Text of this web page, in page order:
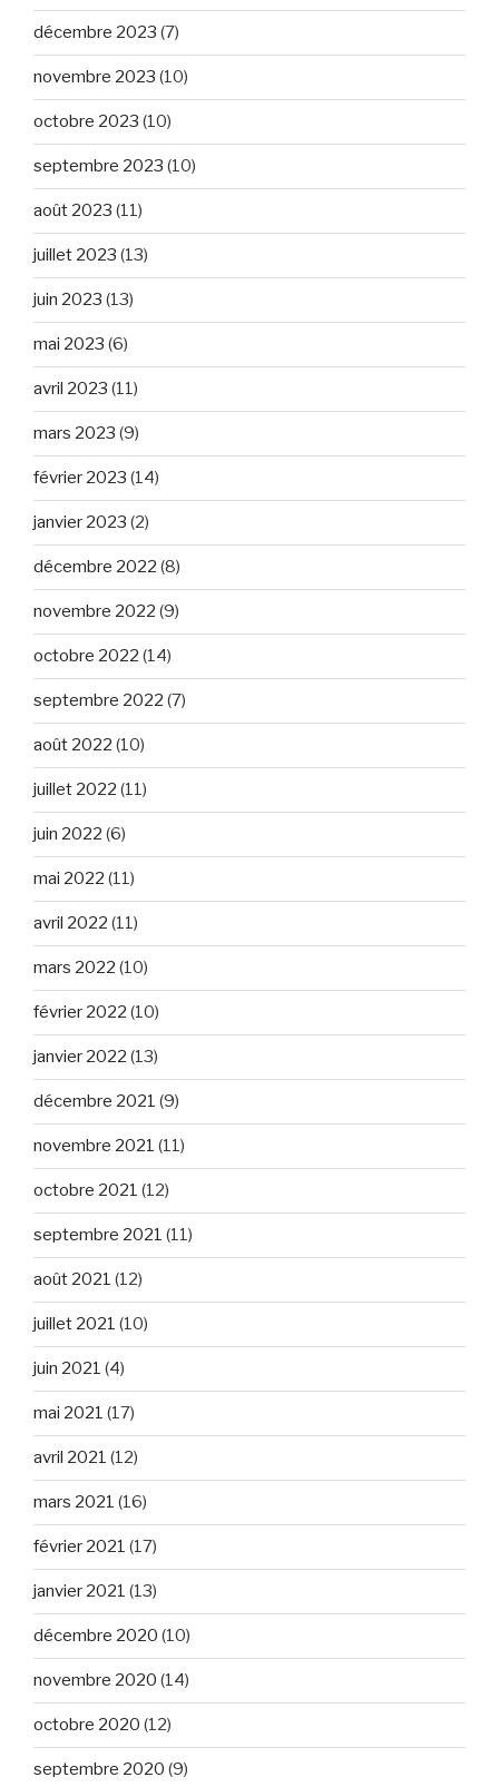
décembre 2023 (7)
novembre 2023 (10)
octobre 2023 (10)
septembre 2023 (10)
août 2023 (11)
juillet 2023 (13)
juin 2023 (13)
mai 2023 (6)
avril 2023 (11)
mars 2023 (9)
février 2023 (14)
janvier 2023 (2)
décembre 2022 (8)
novembre 2022 (9)
octobre 2022 (14)
septembre 2022 (7)
août 2022 (10)
juillet 2022 (11)
juin 2022 (6)
mai 2022 (11)
avril 2022 (11)
mars 2022 (10)
février 2022 (10)
janvier 2022 (13)
décembre 2021 (9)
novembre 2021 (11)
octobre 2021 (12)
septembre 2021 (11)
août 2021 (12)
juillet 2021 (10)
juin 2021 (4)
mai 2021 (17)
avril 2021 (12)
mars 2021 (16)
février 2021 (17)
janvier 2021 (13)
décembre 2020 (10)
novembre 2020 (14)
octobre 2020 (12)
septembre 2020 (9)